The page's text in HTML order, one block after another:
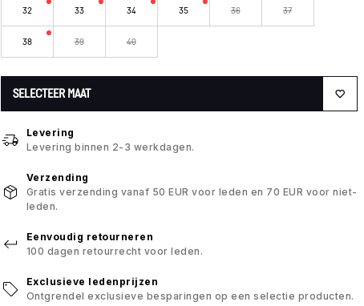
32 33 34 35 36 37
38 39 40
SELECTEER MAAT
Levering
Levering binnen 2-3 werkdagen.
Verzending
Gratis verzending vanaf 50 EUR voor leden en 70 EUR voor niet-
leden.
Eenvoudig retourneren
100 dagen retourrecht voor leden.
Exclusieve ledenprijzen
Ontgrendel exclusieve besparingen op een selectie producten.